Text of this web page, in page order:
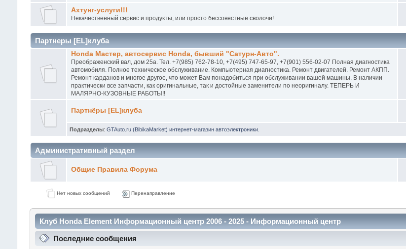
Ахтунг-услуги!!!
Некачественный сервис и продукты, или просто бессовестные сволочи!
Партнеры [EL]клуба
Honda Мастер, автосервис Honda, бывший "Сатурн-Авто".
Преображенский вал, дом 25а. Тел. +7(985) 762-78-10, +7(495) 747-65-97, +7(901) 556-02-07 Полная диагностика
автомобиля. Полное техническое обслуживание. Компьютерная диагностика. Ремонт двигателей. Ремонт АКПП.
Ремонт карданов и многое другое, что может Вам понадобиться при обслуживании вашей машины. В наличии
практически все запчасти, как оригинальные, так и достойные заменители по неоригиналу. ТЕПЕРЬ И
МАЛЯРНО-КУЗОВНЫЕ РАБОТЫ!!
Партнёры [EL]клуба
Подразделы: GTAuto.ru (BibikaMarket) интернет-магазин автоэлектроники.
Административный раздел
Общие Правила Форума
Нет новых сообщений Перенаправление
Клуб Honda Element Информационный центр 2006 - 2025 - Информационный центр
Последние сообщения